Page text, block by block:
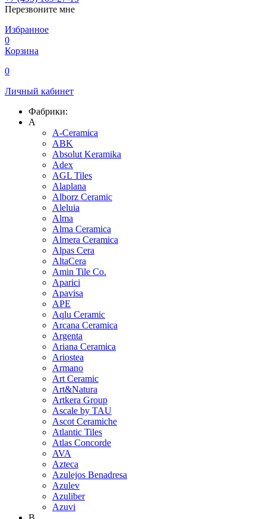
Перезвоните мне
Избранное
0
Корзина
0
Личный кабинет
Фабрики:
A
A-Ceramica
ABK
Absolut Keramika
Adex
AGL Tiles
Alaplana
Alborz Ceramic
Aleluia
Alma
Alma Ceramica
Almera Ceramica
Alpas Cera
AltaCera
Amin Tile Co.
Aparici
Apavisa
APE
Aqlu Ceramic
Arcana Ceramica
Argenta
Ariana Ceramica
Ariostea
Armano
Art Ceramic
Art&Natura
Artkera Group
Ascale by TAU
Ascot Ceramiche
Atlantic Tiles
Atlas Concorde
AVA
Azteca
Azulejos Benadresa
Azulev
Azuliber
Azuvi